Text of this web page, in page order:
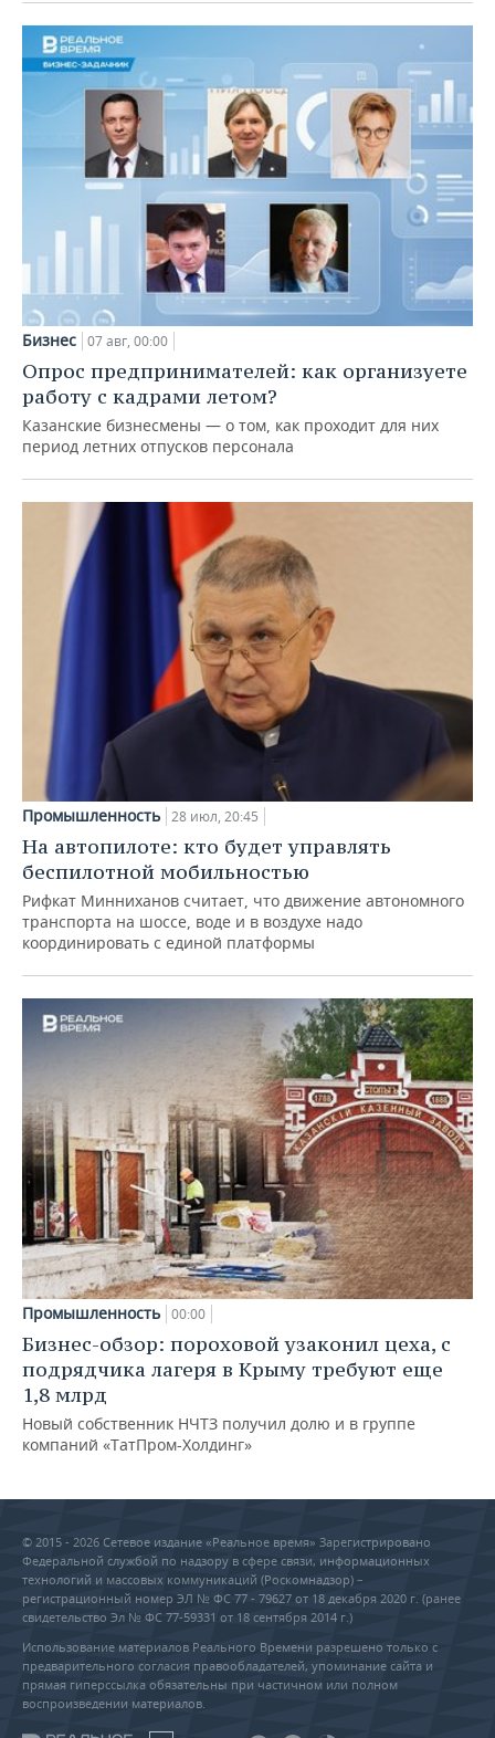
Бизнес 07 авг, 00:00
Опрос предпринимателей: как организуете
работу с кадрами летом?
Казанские бизнесмены — о том, как проходит для них
период летних отпусков персонала
Промышленность 28 июл, 20:45
На автопилоте: кто будет управлять
беспилотной мобильностью
Рифкат Минниханов считает, что движение автономного
транспорта на шоссе, воде и в воздухе надо
координировать с единой платформы
Промышленность 00:00
Бизнес-обзор: пороховой узаконил цеха, с
подрядчика лагеря в Крыму требуют еще
1,8 млрд
Новый собственник НЧТЗ получил долю и в группе
компаний «ТатПром-Холдинг»
© 2015 - 2026 Сетевое издание «Реальное время» Зарегистрировано
Федеральной службой по надзору в сфере связи, информационных
технологий и массовых коммуникаций (Роскомнадзор) –
регистрационный номер ЭЛ № ФС 77 - 79627 от 18 декабря 2020 г. (ранее
свидетельство Эл № ФС 77-59331 от 18 сентября 2014 г.)
Использование материалов Реального Времени разрешено только с
предварительного согласия правообладателей, упоминание сайта и
прямая гиперссылка обязательны при частичном или полном
воспроизведении материалов.